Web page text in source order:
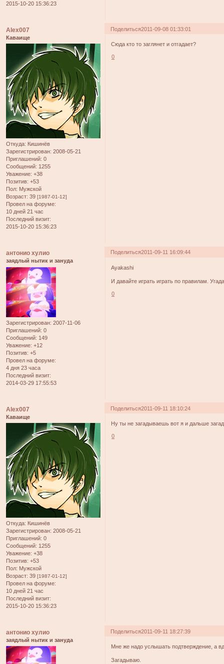
2015-10-20 15:36:23
Поделиться2011-09-08 01:33:01
Alex007
Каваище
Откуда: Кишинёв
Зарегистрирован: 2008-05-21
Приглашений: 0
Сообщений: 1255
Уважение: +38
Позитив: +53
Пол: Мужской
Возраст: 39 [1987-01-12]
Провел на форуме:
10 дней 21 час
Последний визит:
2015-10-20 15:36:23
Сюда кто то заглянет и отгадает?
0
Поделиться2011-09-11 16:09:44
антонио хулио
заядлый нытик и зануда
Зарегистрирован: 2007-11-06
Приглашений: 0
Сообщений: 149
Уважение: +12
Позитив: +5
Провел на форуме:
4 дня 23 часа
Последний визит:
2014-03-29 17:55:53
Ayakashi
И давайте играть играть по правилам.
0
Поделиться2011-09-11 18:10:24
Alex007
Каваище
Откуда: Кишинёв
Зарегистрирован: 2008-05-21
Приглашений: 0
Сообщений: 1255
Уважение: +38
Позитив: +53
Пол: Мужской
Возраст: 39 [1987-01-12]
Провел на форуме:
10 дней 21 час
Последний визит:
2015-10-20 15:36:23
Ну ты не загадываешь вот я и дальше
0
Поделиться2011-09-11 18:27:39
антонио хулио
заядлый нытик и зануда
Мне же надо услышать подтверждение, а
Загадываю.